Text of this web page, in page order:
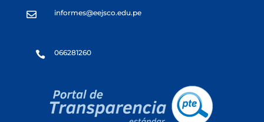
 informes@eejsco.edu.pe
 066281260